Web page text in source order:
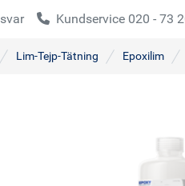
Kundservice 020 - 73
Lim-Tejp-Tätning Epoxilim